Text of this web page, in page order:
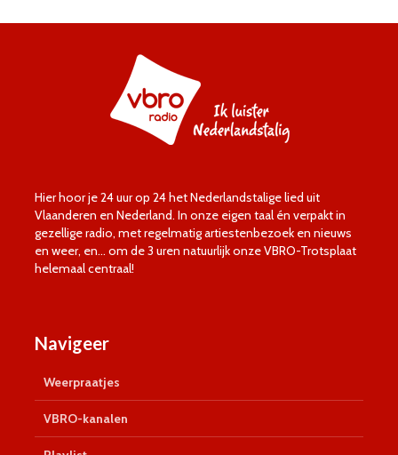
Hier hoor je 24 uur op 24 het Nederlandstalige lied uit
Vlaanderen en Nederland. In onze eigen taal én verpakt in
gezellige radio, met regelmatig artiestenbezoek en nieuws
en weer, en… om de 3 uren natuurlijk onze VBRO-Trotsplaat
helemaal centraal!
Navigeer
Weerpraatjes
VBRO-kanalen